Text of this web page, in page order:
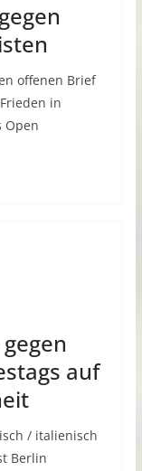
offenen Brief
in
Open
auf
/ italienisch
Berlin